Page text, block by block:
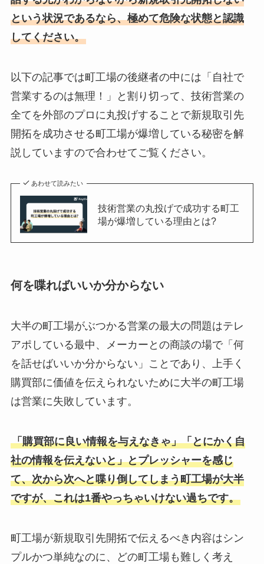
という状況であるなら、極めて危険な状態と認識
してください。
以下の記事では町工場の後継者の中には「自社で
営業するのは無理！」と割り切って、技術営業の
全てを外部のプロに丸投げすることで新規取引先
開拓を成功させる町工場が爆増している秘密を解
説していますので合わせてご覧ください。
あわせて読みたい
技術営業の丸投げで成功する町工
場が爆増している理由とは?
何を喋ればいいか分からない
大半の町工場がぶつかる営業の最大の問題はテレ
アポしている最中、メーカーとの商談の場で「何
を話せばいいか分からない」ことであり、上手く
購買部に価値を伝えられないために大半の町工場
は営業に失敗しています。
「購買部に良い情報を与えなきゃ」「とにかく自
社の情報を伝えないと」とプレッシャーを感じ
て、次から次へと喋り倒してしまう町工場が大半
ですが、これは1番やっちゃいけない過ちです。
町工場が新規取引先開拓で伝えるべき内容はシン
プルかつ単純なのに、どの町工場も難しく考え